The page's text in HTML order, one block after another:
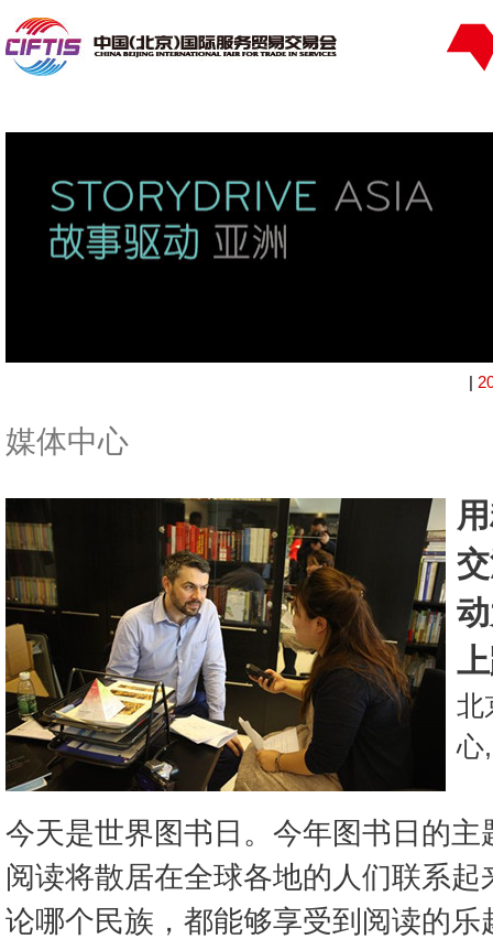
|
媒体中心
北
心
今天是世界图书日。今年图书日的主
阅读将散居在全球各地的人们联系
论哪个民族，都能够享受到阅读的